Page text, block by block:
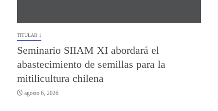
TITULAR 1
Seminario SIIAM XI abordará el
abastecimiento de semillas para la
mitilicultura chilena
agosto 6, 2026